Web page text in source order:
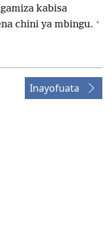
kabisa
chini ya mbingu. +
Inayofuata